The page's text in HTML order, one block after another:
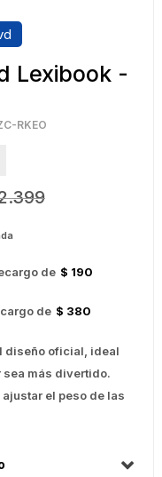
Lexibook -
RKEO
de $ 190
de $ 380
diseño oficial, ideal
sea más divertido.
el peso de las